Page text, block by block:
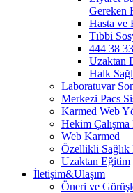
Gereken
Hasta ve
Tıbbi
444 38
Uzaktan
Halk
Laboratuvar
Merkezi Pacs
Karmed Web
Hekim Çalışma
Web Karmed
Özellikli
Uzaktan Eğitim
İletişim&Ulaşım
Öneri ve